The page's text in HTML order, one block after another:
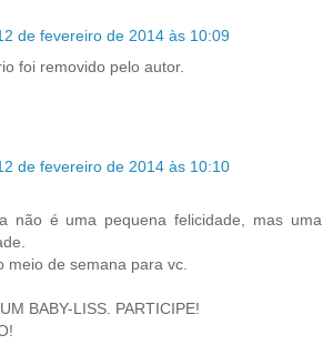
de fevereiro de 2014 às 10:09
foi removido pelo autor.
de fevereiro de 2014 às 10:10
não é uma pequena felicidade, mas uma
meio de semana para vc.
BABY-LISS. PARTICIPE!